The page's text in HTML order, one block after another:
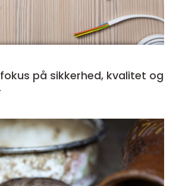
på sikkerhed, kvalitet og